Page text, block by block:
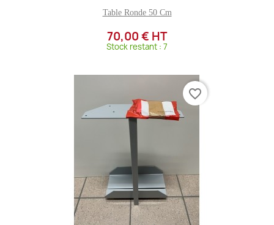
Table Ronde 50 Cm
70,00 € HT
Stock restant : 7
favorite_border